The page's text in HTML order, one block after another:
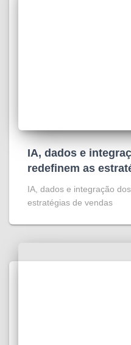
IA, dados e
redefinem as
IA, dados e integração
estratégias de vendas